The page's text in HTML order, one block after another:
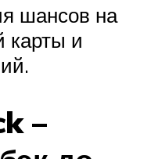
шансов на
карты и
–